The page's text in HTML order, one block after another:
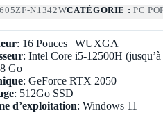
N1342WCATÉGORIE :PC
: 16 Pouces | WUXGA
: Intel Core i5-12500H
Go
: GeForce RTX 2050
: 512Go SSD
d’exploitation: Windows 11